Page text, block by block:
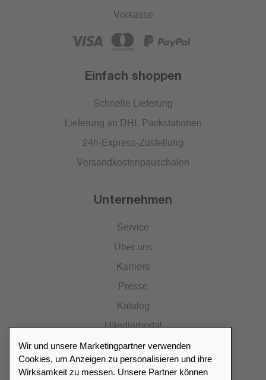
Vorkasse
Einfach shoppen
Schnelle Lieferung
Lieferung an DHL Packstationen
24h-Express-Zustellung
Versandkostenpauschalen
Unternehmen
Service
Über uns
Karriere
Presse
Katalog
Händlerportal
Wir und unsere Marketingpartner verwenden
Cookies, um Anzeigen zu personalisieren und ihre
Wirksamkeit zu messen. Unsere Partner können